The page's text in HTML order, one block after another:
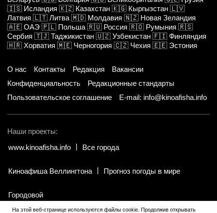
🇮🇸 Исландия 🇰🇿 Казахстан 🇰🇬 Кыргызстан 🇱🇻
Латвия 🇱🇹 Литва 🇲🇩 Молдавия 🇳🇿 Новая Зеландия
🇦🇪 ОАЭ 🇵🇱 Польша 🇷🇺 Россия 🇷🇴 Румыния 🇷🇸
Сербия 🇹🇯 Таджикистан 🇺🇿 Узбекистан 🇫🇮 Финляндия
🇭🇷 Хорватия 🇲🇪 Черногория 🇨🇿 Чехия 🇪🇪 Эстония
О нас Контакты Редакция
Вакансии
Конфиденциальность
Редакционные стандарты
Пользовательское соглашение
E-mail: info@kinoafisha.info
Наши проекты:
www.kinoafisha.info
Все города
Киноафиша Веллингтона Прогноз погоды в мире
Городовой
На этой веб-странице используются файлы cookie. Продолжив открывать